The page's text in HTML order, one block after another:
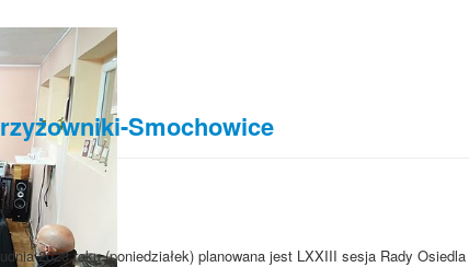
Smochowice
2023 roku (poniedziałek) planowana jest LXXIII sesja Rady